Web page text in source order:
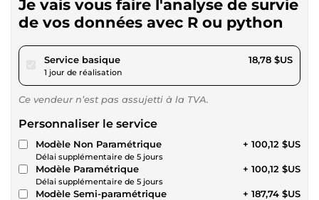
Je vais vous faire l'analyse de survie
de vos données avec R ou python
Service basiquepour 17,30 $US
1 jour de réalisation
18,78 $US
Ce vendeur n’est pas assujetti à la TVA.
Personnaliser le service
Modèle Non Paramétrique
Délai supplémentaire de 5 jours
+ 100,12 $US
Modèle Paramétrique
Délai supplémentaire de 5 jours
+ 100,12 $US
Modèle Semi-paramétrique + 187,74 $US